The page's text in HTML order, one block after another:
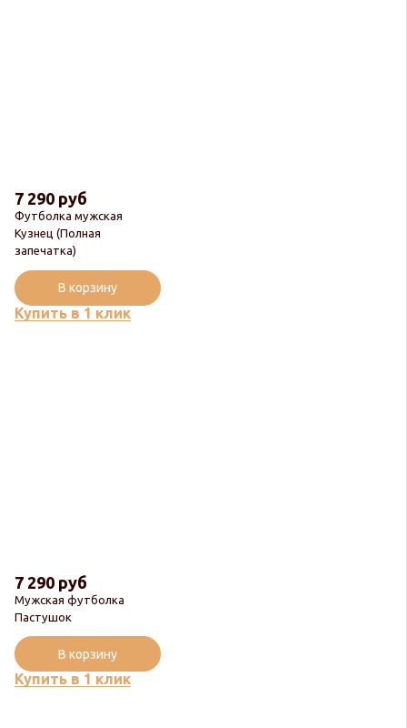
Футболка мужская
Кузнец (Полная
запечатка)
7 290 руб
Купить в 1 клик
В корзину
Мужская футболка
Пастушок
7 290 руб
Купить в 1 клик
В корзину